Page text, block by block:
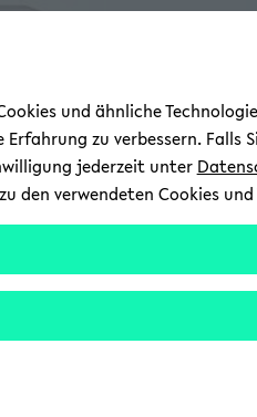
und ähnliche
Erfahrung zu verbessern.
jederzeit unter
den verwendeten Cookies und